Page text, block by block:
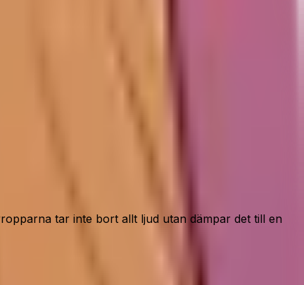
tar inte bort allt ljud utan dämpar det till en